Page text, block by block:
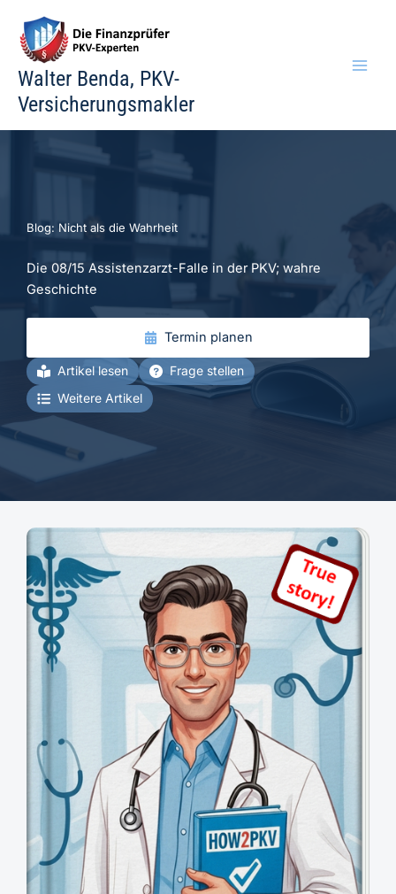
Inhalt
springen
Walter Benda, PKV-
Versicherungsmakler
Blog: Nicht als die Wahrheit
Die 08/15 Assistenzarzt-Falle in der PKV; wahre
Geschichte
Termin planen
Artikel lesen
Frage stellen
Weitere Artikel